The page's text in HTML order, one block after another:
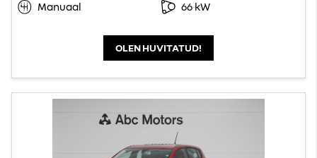
Manuaal
66 kW
OLEN HUVITATUD!